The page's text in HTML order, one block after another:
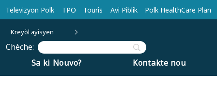
Ale nan kontni prensipal la
Televizyon Polk TPO Touris Avi Piblik Polk HealthCare Plan
Kreyòl ayisyen
Chèche:
Sa ki Nouvo?
Kontakte nou